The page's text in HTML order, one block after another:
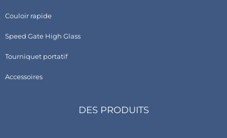
Couloir rapide
Speed Gate High Glass
Tourniquet portatif
Accessoires
DES PRODUITS